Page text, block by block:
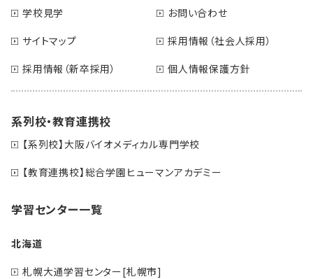
学校見学
お問い合わせ
サイトマップ
採用情報（社会人採用）
採用情報（新卒採用）
個人情報保護方針
系列校・教育連携校
【系列校】大阪バイオメディカル専門学校
【教育連携校】総合学園ヒューマンアカデミー
学習センター一覧
北海道
札幌大通学習センター[札幌市]